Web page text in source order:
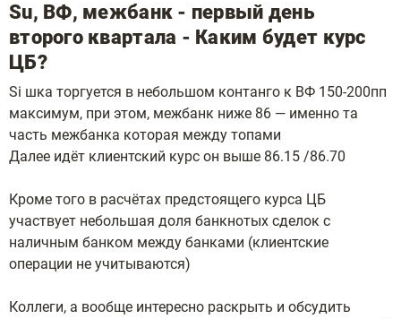
Su, ВФ, межбанк - первый день
второго квартала - Каким будет курс
ЦБ?
Si шка торгуется в небольшом контанго к ВФ 150-200пп
максимум, при этом, межбанк ниже 86 — именно та
часть межбанка которая между топами
Далее идёт клиентский курс он выше 86.15 /86.70
Кроме того в расчётах предстоящего курса ЦБ
участвует небольшая доля банкнотых сделок с
наличным банком между банками (клиентские
операции не учитываются)
Коллеги, а вообще интересно раскрыть и обсудить